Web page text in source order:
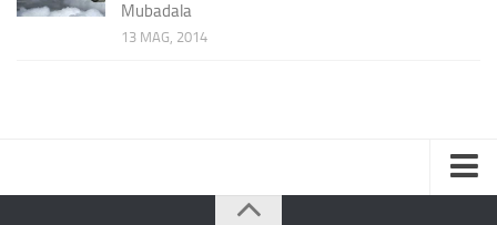
Mubadala
13 MAG, 2014